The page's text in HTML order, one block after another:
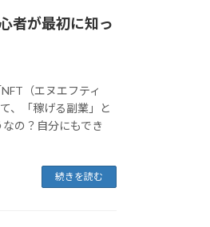
者が最初に知っ
（エヌエフティ
、「稼げる副業」と
の？自分にもでき
続きを読む